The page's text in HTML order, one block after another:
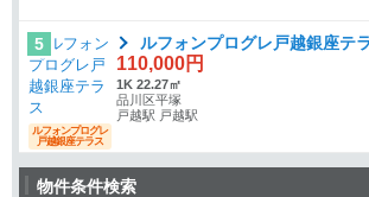
5
ルフォンプログレ
戸越銀座テラス
ルフォンプログレ戸越銀座テ
110,000円
1K 22.27㎡
品川区平塚
戸越駅 戸越駅
物件条件検索